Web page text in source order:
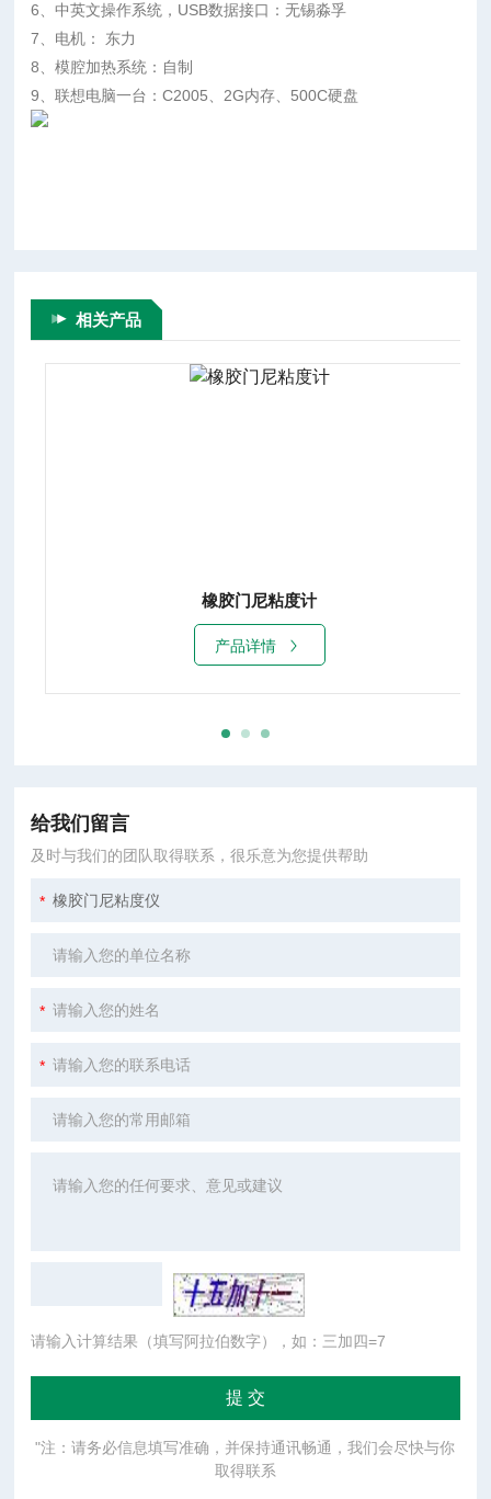
6、中英文操作系统，USB数据接口：无锡淼孚
7、电机： 东力
8、模腔加热系统：自制
9、联想电脑一台：C2005、2G内存、500C硬盘
相关产品
橡胶门尼粘度计
产品详情
给我们留言
及时与我们的团队取得联系，很乐意为您提供帮助
请输入计算结果（填写阿拉伯数字），如：三加四=7
"注：请务必信息填写准确，并保持通讯畅通，我们会尽快与你
取得联系